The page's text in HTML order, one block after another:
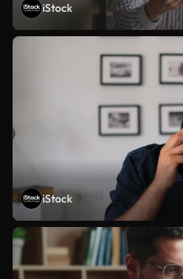
iStock
iStock